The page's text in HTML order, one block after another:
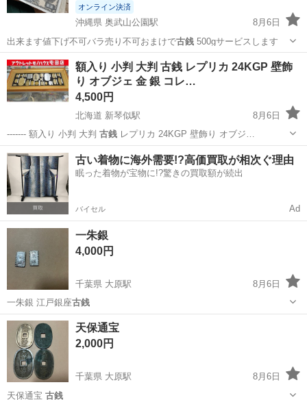
オンライン決済
沖縄県 奥武山公園駅
8月6日
出来ます値下げ不可バラ売り不可おまけで古銭 500gサービスします
沖縄 島尻郡 奥武山公園駅 その他 古紙
額入り 小判 大判 古銭 レプリカ 24KGP 壁飾
り オブジェ 金 銀 コレ…
4,500円
北海道 新琴似駅
8月6日
------- 額入り 小判 大判 古銭レプリカ 24KGP 壁飾り オブジ…
北海道 札幌市 新琴似駅 インテリア雑貨/小物 小判
古い着物に海外需要!?高価買取が相次ぐ理由
眠った着物が宝物に!?驚きの買取額が続出
バイセル Ad
一朱銀
4,000円
千葉県 大原駅
8月6日
一朱銀 江戸銀座古銭
千葉 いすみ市 大原駅
天保通宝
2,000円
千葉県 大原駅
8月6日
天保通宝 古銭